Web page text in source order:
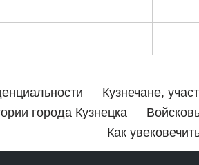
Кузнечане,
города Кузнецка
Как